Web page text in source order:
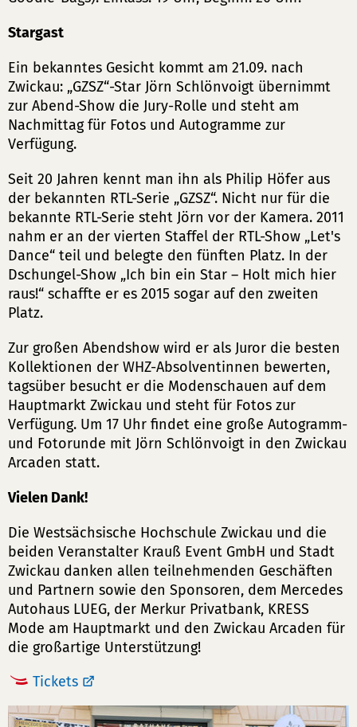
Stargast
Ein bekanntes Gesicht kommt am 21.09. nach
Zwickau: „GZSZ“-Star Jörn Schlönvoigt übernimmt
zur Abend-Show die Jury-Rolle und steht am
Nachmittag für Fotos und Autogramme zur
Verfügung.
Seit 20 Jahren kennt man ihn als Philip Höfer aus
der bekannten RTL-Serie „GZSZ“. Nicht nur für die
bekannte RTL-Serie steht Jörn vor der Kamera. 2011
nahm er an der vierten Staffel der RTL-Show „Let's
Dance“ teil und belegte den fünften Platz. In der
Dschungel-Show „Ich bin ein Star – Holt mich hier
raus!“ schaffte er es 2015 sogar auf den zweiten
Platz.
Zur großen Abendshow wird er als Juror die besten
Kollektionen der WHZ-Absolventinnen bewerten,
tagsüber besucht er die Modenschauen auf dem
Hauptmarkt Zwickau und steht für Fotos zur
Verfügung. Um 17 Uhr findet eine große Autogramm-
und Fotorunde mit Jörn Schlönvoigt in den Zwickau
Arcaden statt.
Vielen Dank!
Die Westsächsische Hochschule Zwickau und die
beiden Veranstalter Krauß Event GmbH und Stadt
Zwickau danken allen teilnehmenden Geschäften
und Partnern sowie den Sponsoren, dem Mercedes
Autohaus LUEG, der Merkur Privatbank, KRESS
Mode am Hauptmarkt und den Zwickau Arcaden für
die großartige Unterstützung!
Tickets